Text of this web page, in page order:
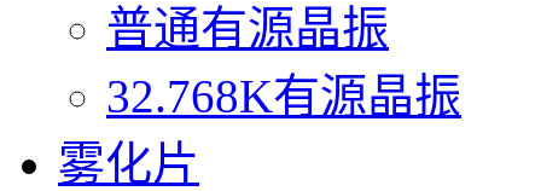
普通有源晶振
32.768K有源晶振
雾化片